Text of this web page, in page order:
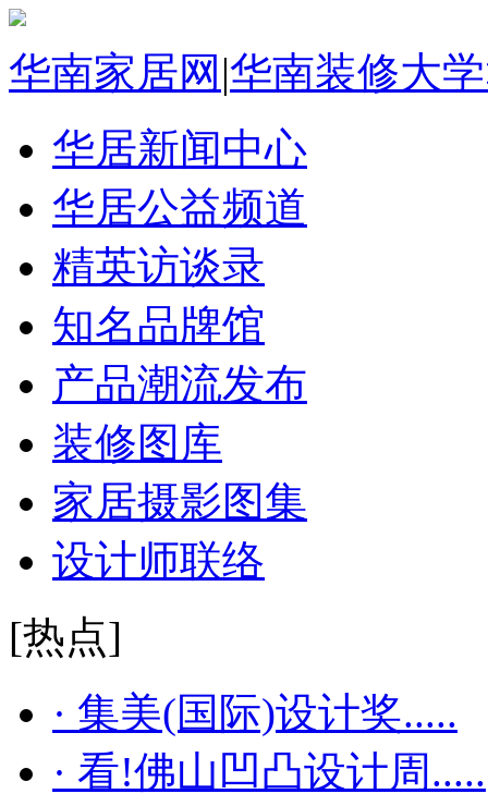
华南家居网 |华南装修大
华居新闻中心
华居公益频道
精英访谈录
知名品牌馆
产品潮流发布
装修图库
家居摄影图集
设计师联络
[热点]
· 集美(国际)设计奖.....
· 看!佛山凹凸设计周.....